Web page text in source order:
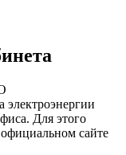
электроэнергии
Для этого
сайте